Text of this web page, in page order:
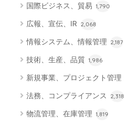
国際ビジネス、貿易 1,790
広報、宣伝、IR 2,068
情報システム、情報管理 2,187
技術、生産、品質 1,986
新規事業、プロジェクト管理
法務、コンプライアンス 2,318
物流管理、在庫管理 1,819